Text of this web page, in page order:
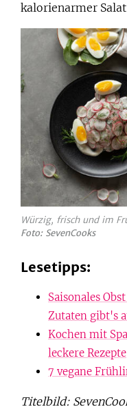
kalorienarmer
Würzig, frisch und im
Foto: SevenCooks
Lesetipps:
Saisonales
Zutaten gibt's
Kochen mit
leckere Rezepte
7 vegane
Titelbild: